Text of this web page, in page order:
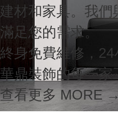
建材和家具。我們與
滿足您的需求。
終身免費維修，
華鼎裝飾的每一家
查看更多 MORE →